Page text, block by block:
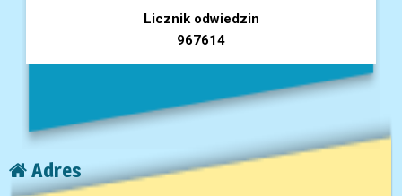
Licznik odwiedzin
967614
Adres